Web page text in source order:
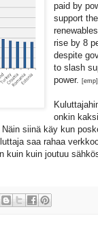
paid by
support
rise by 8
despite
to slash
power.[emp]
onkin
Näin siinä käy kun
saa rahaa
kuin kuin joutuu